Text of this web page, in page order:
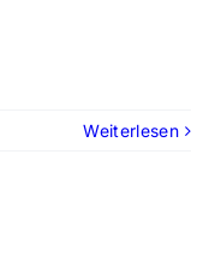
Weiterlesen